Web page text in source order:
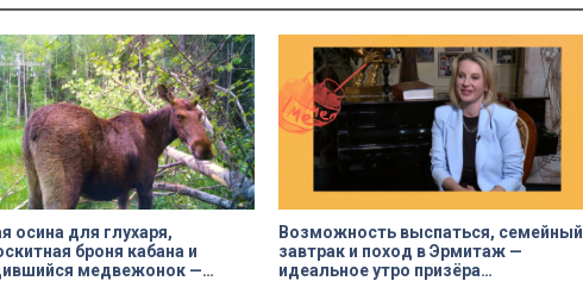
осина для глухаря,
броня кабана и
медвежонок —
Возможность выспаться, семейный
завтрак и поход в Эрмитаж —
идеальное утро призёра